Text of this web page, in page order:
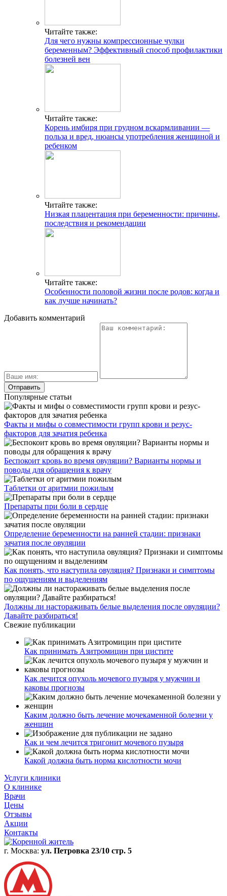
Читайте также:
Для чего нужны компрессионные чулки
беременным? Эффективный способ профилактики
болезней вен
Читайте также:
Корень имбиря при грудном вскармливании —
польза и вред, нюансы употребления женщиной и
ребенком
Читайте также:
Низкая плацентация при беременности: причины,
последствия и рекомендации
Читайте также:
Особенности половой жизни после родов: когда и
как лучше начинать?
Добавить комментарий
Популярные статьи
Факты и мифы о совместимости групп крови и резус-
факторов для зачатия ребенка
Беспокоит кровь во время овуляции? Варианты нормы и
поводы для обращения к врачу
Таблетки от аритмии пожилым
Препараты при боли в сердце
Определение беременности на ранней стадии: признаки
зачатия после овуляции
Как понять, что наступила овуляция? Признаки и симптомы
по ощущениям и выделениям
Должны ли настораживать белые выделения после овуляции?
Давайте разбираться!
Свежие публикации
Как принимать Азитромицин при цистите
Как лечится опухоль мочевого пузыря у мужчин и
каковы прогнозы
Каким должно быть лечение мочекаменной болезни у
женщин
Как и чем лечится тригонит мочевого пузыря
Какой должна быть норма кислотности мочи
Услуги клиники
О клинике
Врачи
Цены
Отзывы
Акции
Контакты
г. Москва: ул. Петровка 23/10 стр. 5